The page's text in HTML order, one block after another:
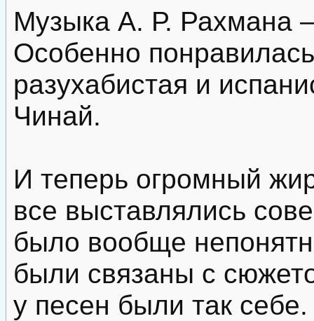
Музыка А. Р. Рахмана
Особенно
разухабистая и
Чинай.
И теперь огромный
все выставлялись
было вообще
были связаны с
у песен были так себе.